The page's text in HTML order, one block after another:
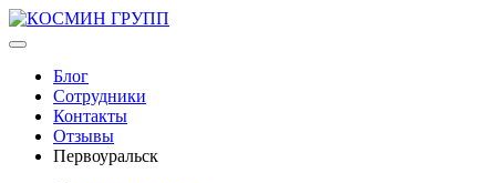
Блог
Сотрудники
Контакты
Отзывы
Первоуральск